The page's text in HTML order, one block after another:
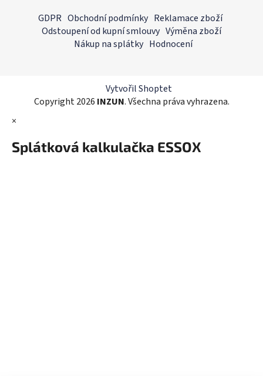
GDPR Obchodní podmínky Reklamace zboží
Odstoupení od kupní smlouvy Výměna zboží
Nákup na splátky Hodnocení
Vytvořil Shoptet
Copyright 2026 INZUN. Všechna práva vyhrazena.
×
Splátková kalkulačka ESSOX